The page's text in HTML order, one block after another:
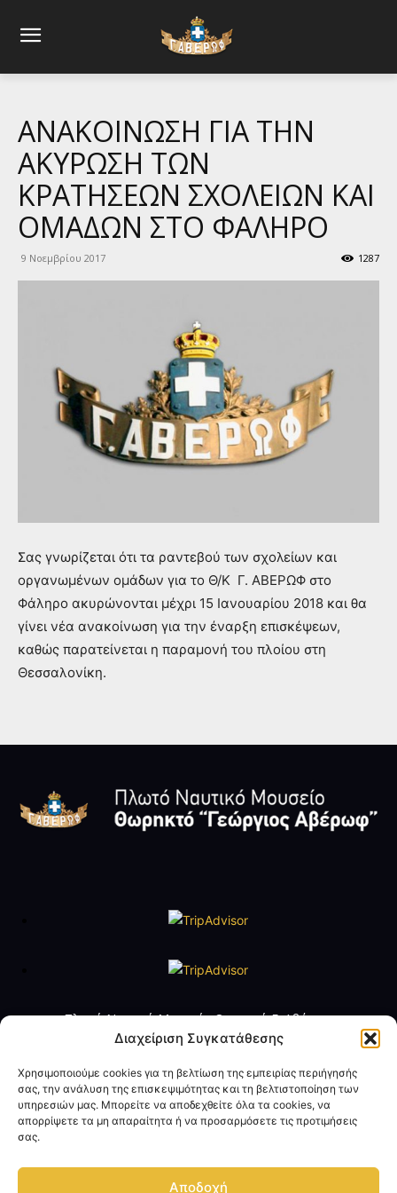
Διαχείριση Συγκατάθεσης
Χρησιμοποιούμε cookies για τη βελτίωση της εμπειρίας περιήγησής
σας, την ανάλυση της επισκεψιμότητας και τη βελτιστοποίηση των
υπηρεσιών μας. Μπορείτε να αποδεχθείτε όλα τα cookies, να
απορρίψετε τα μη απαραίτητα ή να προσαρμόσετε τις προτιμήσεις
σας.
Αποδοχή
ΑΝΑΚΟΙΝΩΣΗ ΓΙΑ ΤΗΝ
ΑΚΥΡΩΣΗ ΤΩΝ
ΚΡΑΤΗΣΕΩΝ ΣΧΟΛΕΙΩΝ ΚΑΙ
ΟΜΑΔΩΝ ΣΤΟ ΦΑΛΗΡΟ
9 Νοεμβρίου 2017 1287
Σας γνωρίζεται ότι τα ραντεβού των σχολείων και
οργανωμένων ομάδων για το Θ/Κ Γ. ΑΒΕΡΩΦ στο
Φάληρο ακυρώνονται μέχρι 15 Ιανουαρίου 2018 και θα
γίνει νέα ανακοίνωση για την έναρξη επισκέψεων,
καθώς παρατείνεται η παραμονή του πλοίου στη
Θεσσαλονίκη.
Πλωτό Ναυτικό Μουσείο Θωρηκτό Γ. Αβέρωφ
Τηλ. +30 2109888211
Ωράριο Λειτουργίας
Τρίτη έως Παρασκευή: 09:00 - 14:00
Σάββατο και Κυριακή: 10:00 - 17:00
Πολιτική Προσωπικών Δεδομένων